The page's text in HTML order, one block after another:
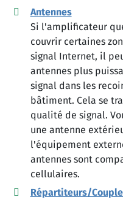
Antennes
Si l'amplificateur
couvrir certaines
signal Internet, il
antennes plus
signal dans les
bâtiment. Cela se
qualité de signal.
une antenne
l'équipement
antennes sont
cellulaires.
Répartiteurs/